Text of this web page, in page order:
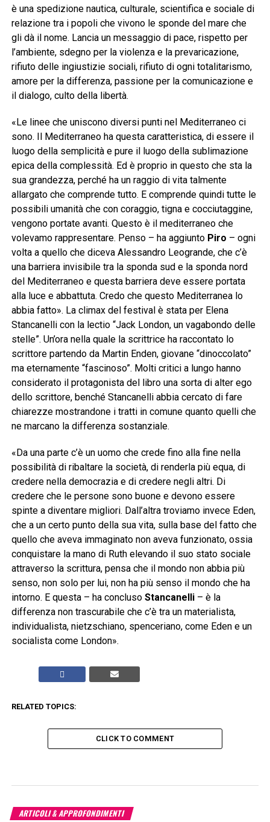
è una spedizione nautica, culturale, scientifica e sociale di
relazione tra i popoli che vivono le sponde del mare che
gli dà il nome. Lancia un messaggio di pace, rispetto per
l’ambiente, sdegno per la violenza e la prevaricazione,
rifiuto delle ingiustizie sociali, rifiuto di ogni totalitarismo,
amore per la differenza, passione per la comunicazione e
il dialogo, culto della libertà.
«Le linee che uniscono diversi punti nel Mediterraneo ci
sono. Il Mediterraneo ha questa caratteristica, di essere il
luogo della semplicità e pure il luogo della sublimazione
epica della complessità. Ed è proprio in questo che sta la
sua grandezza, perché ha un raggio di vita talmente
allargato che comprende tutto. E comprende quindi tutte le
possibili umanità che con coraggio, tigna e cocciutaggine,
vengono portate avanti. Questo è il mediterraneo che
volevamo rappresentare. Penso – ha aggiunto Piro – ogni
volta a quello che diceva Alessandro Leogrande, che c’è
una barriera invisibile tra la sponda sud e la sponda nord
del Mediterraneo e questa barriera deve essere portata
alla luce e abbattuta. Credo che questo Mediterranea lo
abbia fatto». La climax del festival è stata per Elena
Stancanelli con la lectio “Jack London, un vagabondo delle
stelle”. Un’ora nella quale la scrittrice ha raccontato lo
scrittore partendo da Martin Enden, giovane “dinoccolato”
ma eternamente “fascinoso”. Molti critici a lungo hanno
considerato il protagonista del libro una sorta di alter ego
dello scrittore, benché Stancanelli abbia cercato di fare
chiarezze mostrandone i tratti in comune quanto quelli che
ne marcano la differenza sostanziale.
«Da una parte c’è un uomo che crede fino alla fine nella
possibilità di ribaltare la società, di renderla più equa, di
credere nella democrazia e di credere negli altri. Di
credere che le persone sono buone e devono essere
spinte a diventare migliori. Dall’altra troviamo invece Eden,
che a un certo punto della sua vita, sulla base del fatto che
quello che aveva immaginato non aveva funzionato, ossia
conquistare la mano di Ruth elevando il suo stato sociale
attraverso la scrittura, pensa che il mondo non abbia più
senso, non solo per lui, non ha più senso il mondo che ha
intorno. E questa – ha concluso Stancanelli– è la
differenza non trascurabile che c’è tra un materialista,
individualista, nietzschiano, spenceriano, come Eden e un
socialista come London».
RELATED TOPICS:
CLICK TO COMMENT
ARTICOLI & APPROFONDIMENTI